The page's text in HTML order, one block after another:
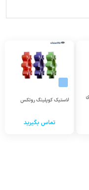
لاستیک کوپلینگ روتکس
تماس بگیرید